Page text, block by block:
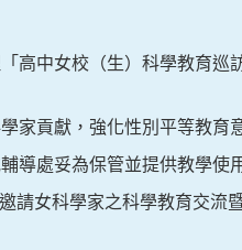
高中女校（生）科學教育巡
家貢獻，強化性別平等教育
導處妥為保管並提供教學使
請女科學家之科學教育交流